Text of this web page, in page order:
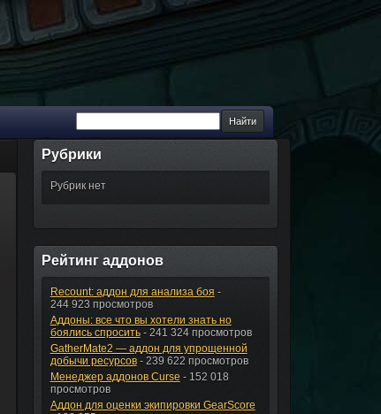
Рубрики
Рубрик нет
Рейтинг аддонов
Recount: аддон для анализа боя -
244 923 просмотров
Аддоны: все что вы хотели знать но
боялись спросить- 241 324 просмотров
GatherMate2 — аддон для упрощенной
добычи ресурсов- 239 622 просмотров
Менеджер аддонов Curse - 152 018
просмотров
Аддон для оценки экипировки GearScore